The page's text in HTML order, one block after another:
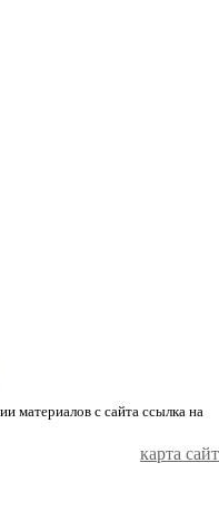
материалов с сайта ссылка на
карта